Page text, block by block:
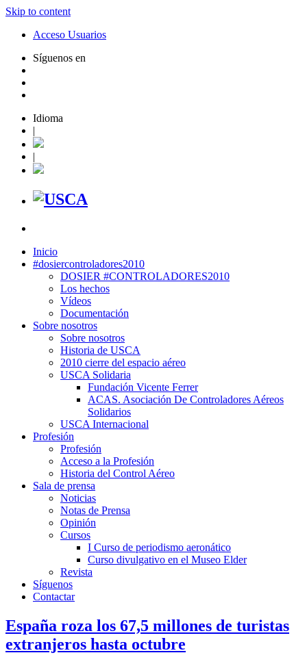
Skip to content
Acceso Usuarios
Síguenos en
Idioma
|
|
Inicio
#dosiercontroladores2010
DOSIER #CONTROLADORES2010
Los hechos
Vídeos
Documentación
Sobre nosotros
Sobre nosotros
Historia de USCA
2010 cierre del espacio aéreo
USCA Solidaria
Fundación Vicente Ferrer
ACAS. Asociación De Controladores Aéreos
Solidarios
USCA Internacional
Profesión
Profesión
Acceso a la Profesión
Historia del Control Aéreo
Sala de prensa
Noticias
Notas de Prensa
Opinión
Cursos
I Curso de periodismo aeronático
Curso divulgativo en el Museo Elder
Revista
Síguenos
Contactar
España roza los 67,5 millones de turistas
extranjeros hasta octubre